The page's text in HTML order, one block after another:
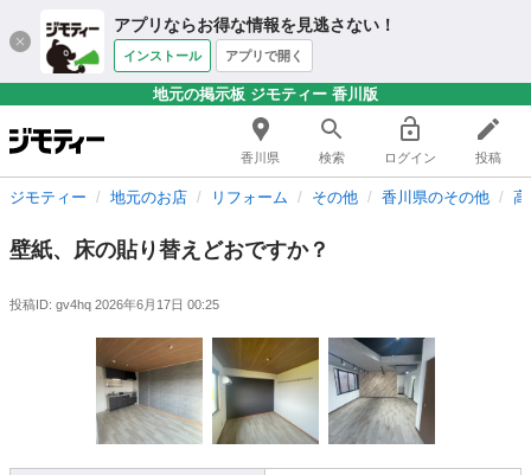
アプリならお得な情報を見逃さない！
インストール アプリで開く
地元の掲示板 ジモティー 香川版
香川県 検索 ログイン 投稿
ジモティー 地元のお店 リフォーム その他 香川県のその他
壁紙、床の貼り替えどおですか？
投稿ID: gv4hq 2026年6月17日 00:25